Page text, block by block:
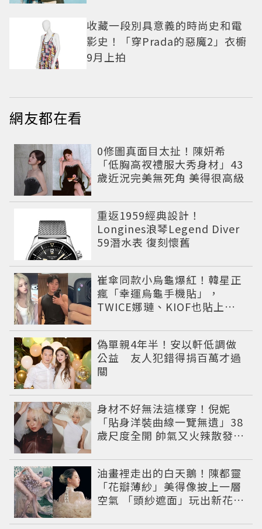
收藏一段別具意義的時尚史和電
影史！「穿Prada的惡魔2」衣櫥
9月上拍
網友都在看
0修圖真面目太扯！陳妍希
「低胸高衩禮服大秀身材」43
歲近況完美無死角 美得很高級
重返1959經典設計！
Longines浪琴Legend Diver
59潛水表 復刻懷舊
崔傘同款小烏龜爆紅！韓星正
瘋「幸運烏龜手機貼」，
TWICE娜璉、KIOF也貼上求
偽單親4年半！安以軒低調做
公益 友人犯錯得捐百萬才過
關
身材不好無法這樣穿！倪妮
「貼身洋裝曲線一覽無遺」38
歲尺度全開 帥氣又火辣散發獨
油畫裡走出的白天鵝！陳都靈
「花瓣薄紗」美得像披上一層
空氣 「頭紗遮面」玩出新花樣